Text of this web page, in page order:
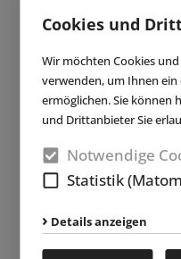
Cookies und
Wir möchten Cookies
verwenden, um Ihnen
ermöglichen. Sie können
und Drittanbieter Sie
Notwendige
Statistik
Details anzeigen